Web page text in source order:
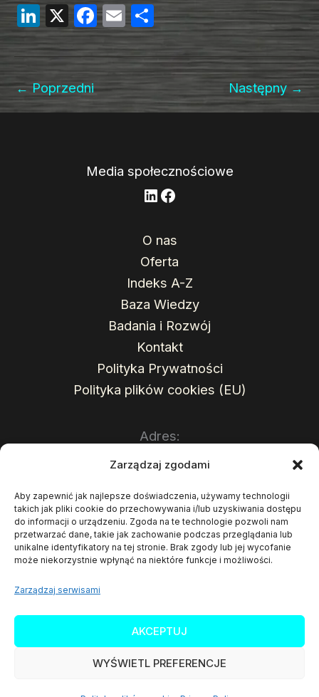
Zarządzaj zgodami
Aby zapewnić jak najlepsze doświadczenia, używamy technologii
takich jak pliki cookie do przechowywania i/lub uzyskiwania dostępu
do informacji o urządzeniu. Zgoda na te technologie pozwoli nam
przetwarzać dane, takie jak zachowanie podczas przeglądania lub
unikalne identyfikatory na tej stronie. Brak zgody lub jej wycofanie
może niekorzystnie wpłynąć na niektóre funkcje i możliwości.
Zarządzaj serwisami
AKCEPTUJ
WYŚWIETL PREFERENCJE
Li
n
k
e
dI
X F
a
c
e
b
k
E
m
ail
S
h
ar
e
←Poprzedni Następny →
Media społecznościowe
LinkedIn
Facebook
O nas
Oferta
Indeks A-Z
Baza Wiedzy
Badania i Rozwój
Kontakt
Polityka Prywatności
Polityka plików cookies (EU)
Adres:
Sales Wave Sp. z o.o.
ul. Mariacka 37
40-014 Katowice
Polska
NIP: PL6252472902